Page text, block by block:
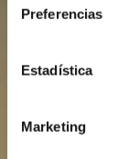
Preferencias
Estadística
Marketing